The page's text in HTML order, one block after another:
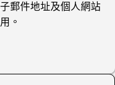
郵件地址及個人網站
。